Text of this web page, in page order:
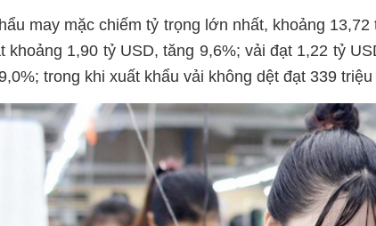
may mặc chiếm tỷ trọng lớn nhất, khoảng 13,72
1,90 tỷ USD, tăng 9,6%; vải đạt 1,22 tỷ
trong khi xuất khẩu vải không dệt đạt 339